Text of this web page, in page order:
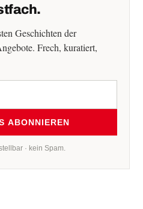
Geschichten der
Frech, kuratiert,
ABONNIEREN
· kein Spam.